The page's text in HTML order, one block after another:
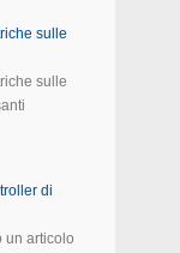
sulle
sulle
di
un articolo